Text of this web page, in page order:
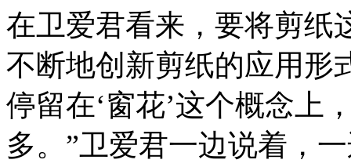
在卫爱君看来，要将剪纸
不断地创新剪纸的应用形
停留在‘窗花’这个概念上
多。”卫爱君一边说着，